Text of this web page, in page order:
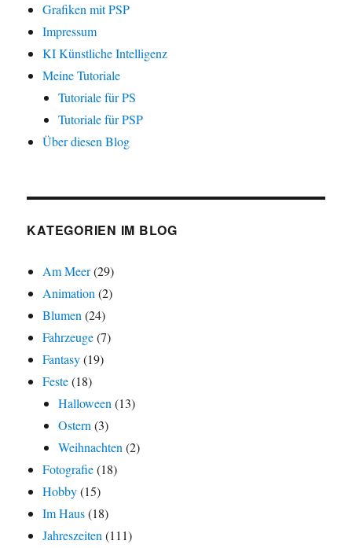
Grafiken mit PSP
Impressum
KI Künstliche Intelligenz
Meine Tutoriale
Tutoriale für PS
Tutoriale für PSP
Über diesen Blog
KATEGORIEN IM BLOG
Am Meer(29)
Animation(2)
Blumen(24)
Fahrzeuge(7)
Fantasy(19)
Feste(18)
Halloween(13)
Ostern(3)
Weihnachten(2)
Fotografie(18)
Hobby(15)
Im Haus(18)
Jahreszeiten(111)